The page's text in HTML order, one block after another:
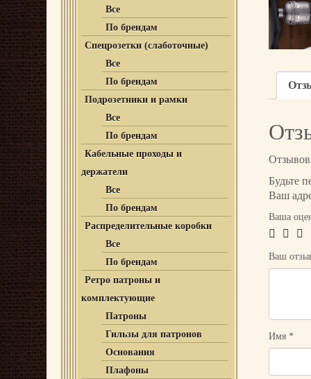
Все
По брендам
Спецрозетки (слаботочные)
Все
По брендам
Подрозетники и рамки
Все
По брендам
Кабельные проходы и
держатели
Все
По брендам
Распределительные коробки
Все
По брендам
Ретро патроны и
комплектующие
Патроны
Гильзы для патронов
Основания
Плафоны
Отзывов
Будьте
Ваш
Ваша
Ваш
Имя *